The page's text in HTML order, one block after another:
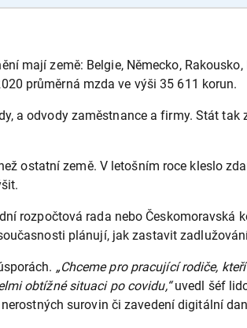
mají země: Belgie, Německo,
průměrná mzda ve výši 35 611 korun.
a odvody zaměstnance a firmy. Stát
ostatní země. V letošním roce kleslo
rozpočtová rada nebo Českomoravská
plánují, jak zastavit
„Chceme pro pracující rodiče,
obtížné situaci po covidu,“uvedl šéf
surovin či zavedení digitální